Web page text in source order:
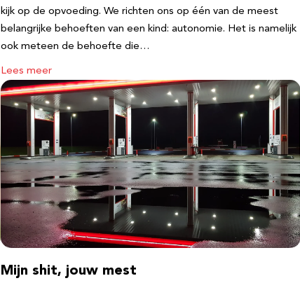
kijk op de opvoeding. We richten ons op één van de meest
belangrijke behoeften van een kind: autonomie. Het is namelijk
ook meteen de behoefte die…
Lees meer
Mijn shit, jouw mest